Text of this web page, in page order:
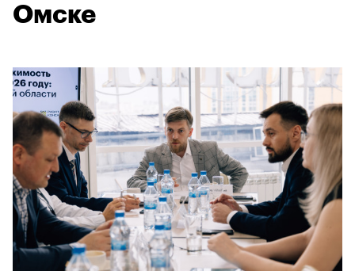
Омске